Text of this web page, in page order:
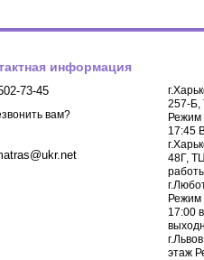
информация
73-45
вам?
257-Б,
Режим
17:45
48Г,
Режим
17:00
этаж